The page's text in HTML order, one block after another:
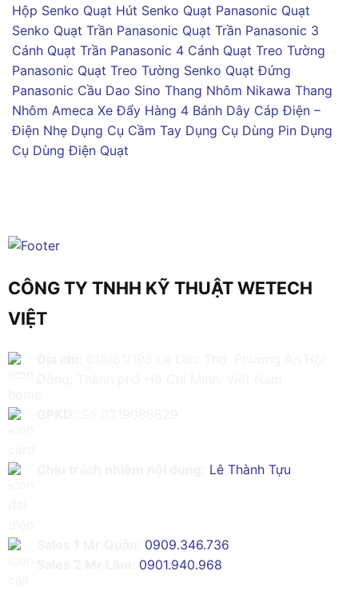
Hộp Senko Quạt Hút Senko Quạt Panasonic Quạt
Senko Quạt Trần Panasonic Quạt Trần Panasonic 3
Cánh Quạt Trần Panasonic 4 Cánh Quạt Treo Tường
Panasonic Quạt Treo Tường Senko Quạt Đứng
Panasonic Cầu Dao Sino Thang Nhôm Nikawa Thang
Nhôm Ameca Xe Đẩy Hàng 4 Bánh Dây Cáp Điện –
Điện Nhẹ Dụng Cụ Cầm Tay Dụng Cụ Dùng Pin Dụng
Cụ Dùng Điện Quạt
CÔNG TY TNHH KỸ THUẬT WETECH
VIỆT
Lê Thành Tựu
0909.346.736
0901.940.968